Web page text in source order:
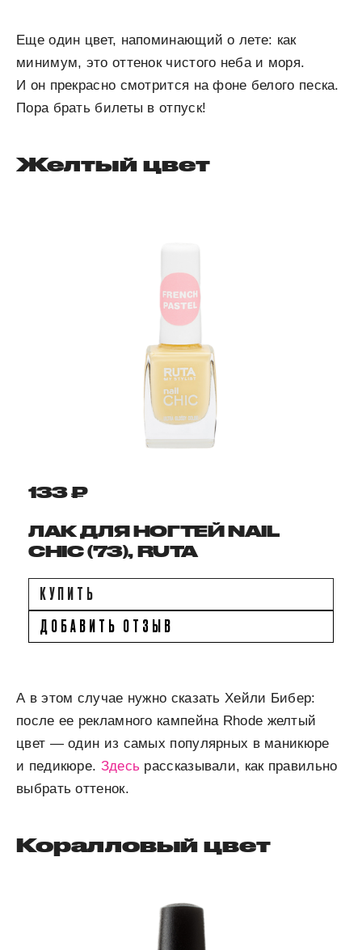
Еще один цвет, напоминающий о лете: как
минимум, это оттенок чистого неба и моря.
И он прекрасно смотрится на фоне белого песка.
Пора брать билеты в отпуск!
Желтый цвет
133 ₽
ЛАК ДЛЯ НОГТЕЙ NAIL
CHIC (73), RUTA
КУПИТЬ
ДОБАВИТЬ ОТЗЫВ
А в этом случае нужно сказать Хейли Бибер:
после ее рекламного кампейна Rhode желтый
цвет — один из самых популярных в маникюре
и педикюре. Здесь рассказывали, как правильно
выбрать оттенок.
Коралловый цвет